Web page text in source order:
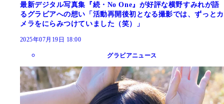
最新デジタル写真集『続・No One』が好評な横野すみれが語
るグラビアへの想い「活動再開後初となる撮影では、ずっとカ
メラをにらみつけていました（笑）」
2025年07月19日 18:00
グラビアニュース